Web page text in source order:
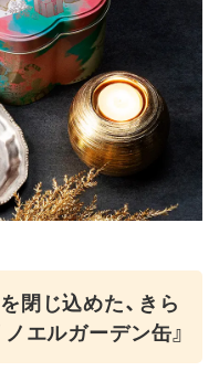
閉じ込めた、きら
エルガーデン缶』